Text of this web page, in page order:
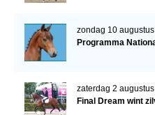
zondag 10 augustus
Programma
zaterdag 2 augustus
Final Dream wint